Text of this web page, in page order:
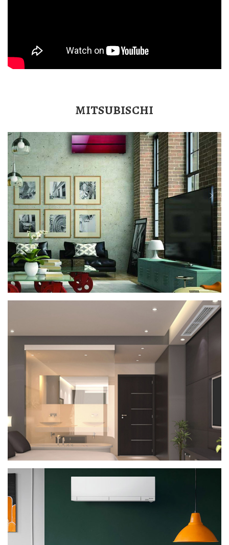
MITSUBISCHI
CLIMATISEUR MURAL DESIGN DE
LUXE MSZ-LN L’ART DE LA
CLIMATISATION GAINABLE